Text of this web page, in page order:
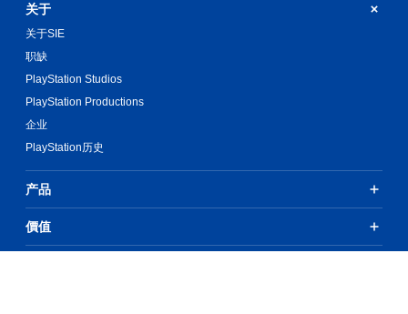
关于
关于SIE
职缺
PlayStation Studios
PlayStation Productions
企业
PlayStation历史
产品
價值